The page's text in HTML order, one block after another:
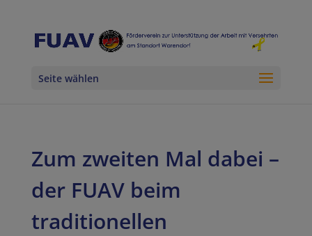
Seite wählen
Zum zweiten Mal dabei –
der FUAV beim
traditionellen